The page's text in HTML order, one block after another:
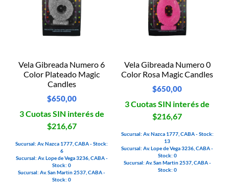
Vela Gibreada Numero 6
Color Plateado Magic
Candles
$650,00
3 Cuotas SIN interés de
$216,67
Sucursal: Av. Nazca 1777, CABA - Stock:
6
Sucursal: Av. Lope de Vega 3236, CABA -
Stock: 0
Sucursal: Av. San Martin 2537, CABA -
Stock: 0
Vela Gibreada Numero 0
Color Rosa Magic Candles
$650,00
3 Cuotas SIN interés de
$216,67
Sucursal: Av. Nazca 1777, CABA - Stock:
13
Sucursal: Av. Lope de Vega 3236, CABA -
Stock: 0
Sucursal: Av. San Martin 2537, CABA -
Stock: 0